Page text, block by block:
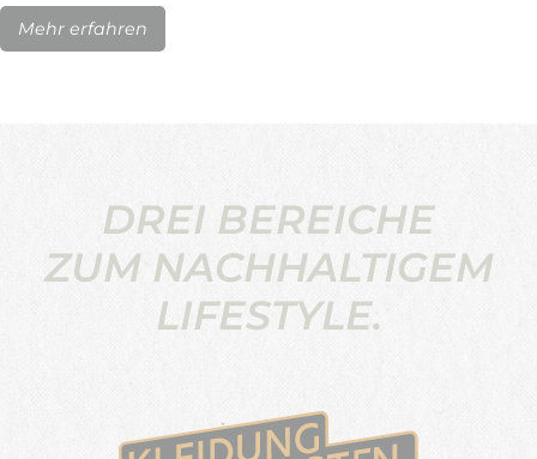
Mehr erfahren
DREI BEREICHE
ZUM NACHHALTIGEM
LIFESTYLE.